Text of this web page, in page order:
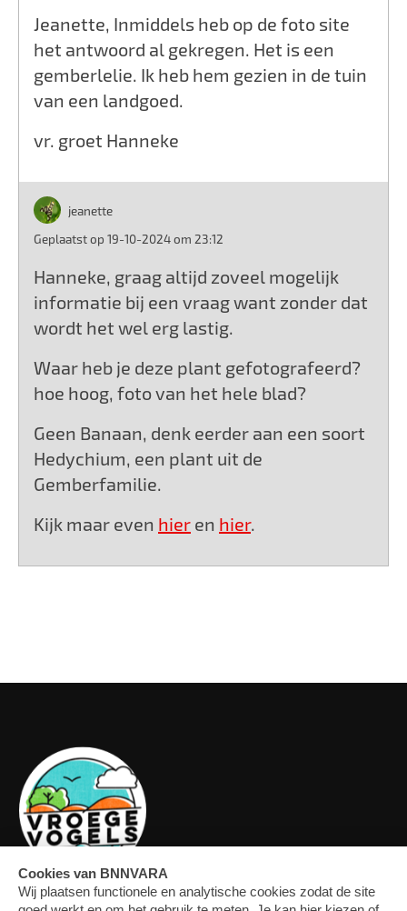
Jeanette, Inmiddels heb op de foto site
het antwoord al gekregen. Het is een
gemberlelie. Ik heb hem gezien in de tuin
van een landgoed.
vr. groet Hanneke
jeanette
Geplaatst op 19-10-2024 om 23:12
Hanneke, graag altijd zoveel mogelijk
informatie bij een vraag want zonder dat
wordt het wel erg lastig.
Waar heb je deze plant gefotografeerd?
hoe hoog, foto van het hele blad?
Geen Banaan, denk eerder aan een soort
Hedychium, een plant uit de
Gemberfamilie.
Kijk maar even hier en hier.